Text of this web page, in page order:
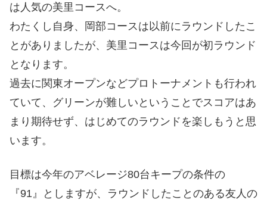
は人気の美里コースへ。
わたくし自身、岡部コースは以前にラウンドしたこ
とがありましたが、美里コースは今回が初ラウンド
となります。
過去に関東オープンなどプロトーナメントも行われ
ていて、グリーンが難しいということでスコアはあ
まり期待せず、はじめてのラウンドを楽しもうと思
います。
目標は今年のアベレージ80台キープの条件の
『91』としますが、ラウンドしたことのある友人の